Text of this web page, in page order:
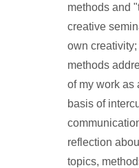
methods and
creative
own
methods
of my work as
basis of
reflection
topics,